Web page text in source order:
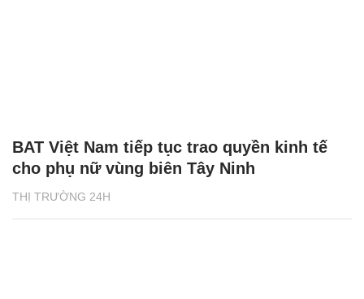
THỊ TRƯỜNG 24H
BAT Việt Nam tiếp tục trao quyền kinh tế
cho phụ nữ vùng biên Tây Ninh